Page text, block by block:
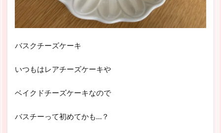
バスクチーズケーキ
いつもはレアチーズケーキや
ベイクドチーズケーキなので
バスチーって初めてかも…？